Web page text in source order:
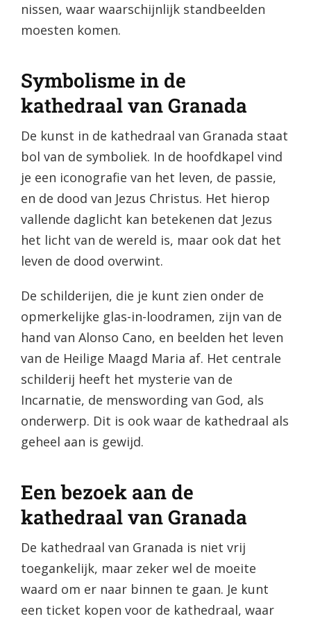
nissen, waar waarschijnlijk standbeelden
moesten komen.
Symbolisme in de
kathedraal van Granada
De kunst in de kathedraal van Granada staat
bol van de symboliek. In de hoofdkapel vind
je een iconografie van het leven, de passie,
en de dood van Jezus Christus. Het hierop
vallende daglicht kan betekenen dat Jezus
het licht van de wereld is, maar ook dat het
leven de dood overwint.
De schilderijen, die je kunt zien onder de
opmerkelijke glas-in-loodramen, zijn van de
hand van Alonso Cano, en beelden het leven
van de Heilige Maagd Maria af. Het centrale
schilderij heeft het mysterie van de
Incarnatie, de menswording van God, als
onderwerp. Dit is ook waar de kathedraal als
geheel aan is gewijd.
Een bezoek aan de
kathedraal van Granada
De kathedraal van Granada is niet vrij
toegankelijk, maar zeker wel de moeite
waard om er naar binnen te gaan. Je kunt
een ticket kopen voor de kathedraal, waar